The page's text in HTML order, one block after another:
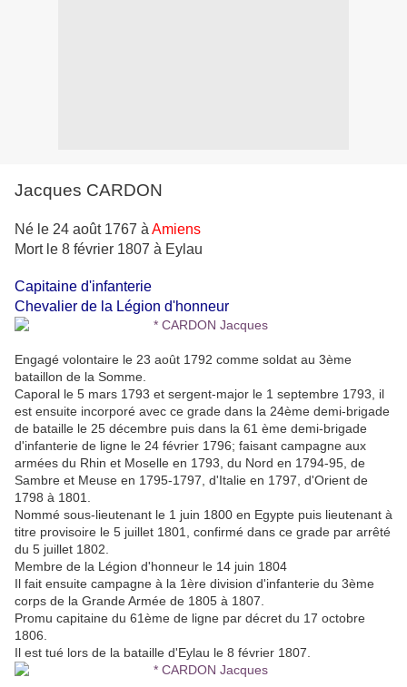
Jacques CARDON
Né le 24 août 1767 à Amiens
Mort le 8 février 1807 à Eylau
Capitaine d'infanterie
Chevalier de la Légion d'honneur
Engagé volontaire le 23 août 1792 comme soldat au 3ème
bataillon de la Somme.
Caporal le 5 mars 1793 et sergent-major le 1 septembre 1793, il
est ensuite incorporé avec ce grade dans la 24ème demi-brigade
de bataille le 25 décembre puis dans la 61 ème demi-brigade
d'infanterie de ligne le 24 février 1796; faisant campagne aux
armées du Rhin et Moselle en 1793, du Nord en 1794-95, de
Sambre et Meuse en 1795-1797, d'Italie en 1797, d'Orient de
1798 à 1801.
Nommé sous-lieutenant le 1 juin 1800 en Egypte puis lieutenant à
titre provisoire le 5 juillet 1801, confirmé dans ce grade par arrêté
du 5 juillet 1802.
Membre de la Légion d'honneur le 14 juin 1804
Il fait ensuite campagne à la 1ère division d'infanterie du 3ème
corps de la Grande Armée de 1805 à 1807.
Promu capitaine du 61ème de ligne par décret du 17 octobre
1806.
Il est tué lors de la bataille d'Eylau le 8 février 1807.